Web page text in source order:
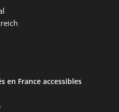
en France accessibles